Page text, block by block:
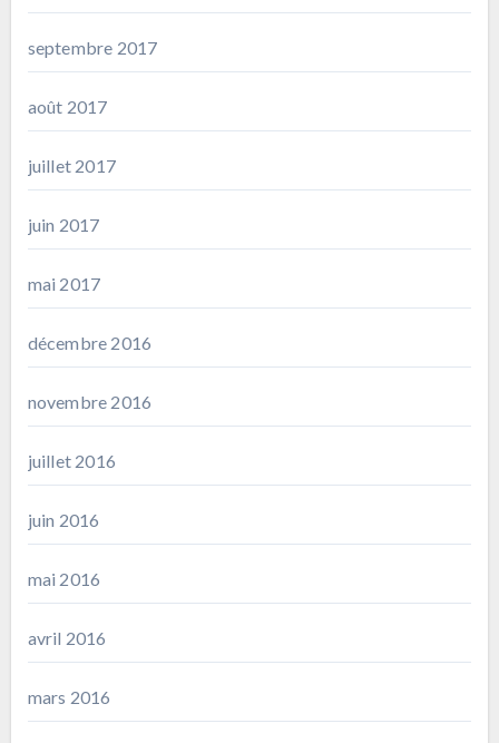
septembre 2017
août 2017
juillet 2017
juin 2017
mai 2017
décembre 2016
novembre 2016
juillet 2016
juin 2016
mai 2016
avril 2016
mars 2016